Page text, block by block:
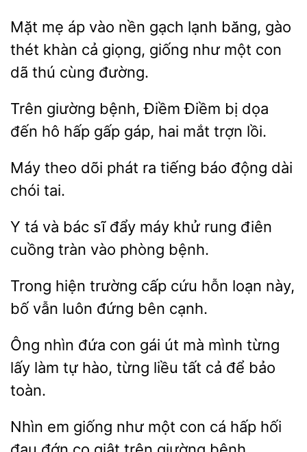
Mặt mẹ áp vào nền
băng, gào
thét
cả giọng, giống như một con
dã thú cùng đường.
giường
Điềm Điềm bị dọa
đến hô hấp gấp gáp, hai mắt trợn
Máy dõi phát ra tiếng báo
dài
tai.
Y tá và bác sĩ đẩy máy khử rung
tràn vào
bệnh.
cấp cứu hỗn loạn này,
bố vẫn luôn đứng bên cạnh.
Ông nhìn đứa con gái út mà
từng
làm
hào, từng liều tất cả để bảo
toàn.
em như một con
hấp hối